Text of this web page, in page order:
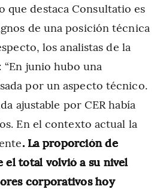
que destaca Consultatio es
de una posición técnica
los analistas de la
junio hubo una
por un aspecto técnico.
ajustable por CER había
En el contexto actual la
. La proporción de
el total volvió a su nivel
corporativos hoy